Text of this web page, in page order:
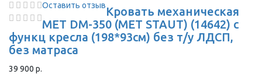
Оставить отзывКровать механическая
MET DM-350 (MET STAUT) (14642) с
функц кресла (198*93см) без т/у ЛДСП,
без матраса
39 900 р.